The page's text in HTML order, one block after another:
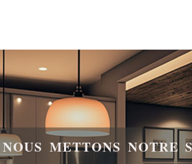
NOUS METTONS NOTRE